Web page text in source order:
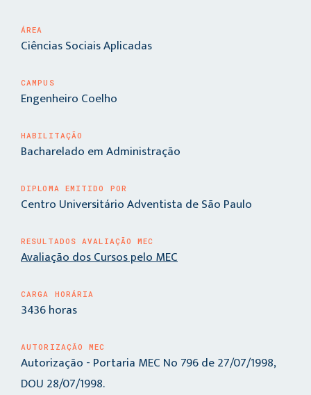
ÁREA
Ciências Sociais Aplicadas
CAMPUS
Engenheiro Coelho
HABILITAÇÃO
Bacharelado em Administração
DIPLOMA EMITIDO POR
Centro Universitário Adventista de São Paulo
RESULTADOS AVALIAÇÃO MEC
Avaliação dos Cursos pelo MEC
CARGA HORÁRIA
3436 horas
AUTORIZAÇÃO MEC
Autorização - Portaria MEC No 796 de 27/07/1998,
DOU 28/07/1998.